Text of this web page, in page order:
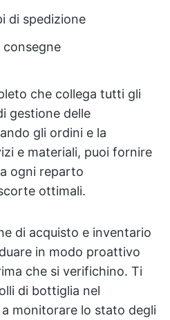
di spedizione
che collega tutti gli
gestione delle
gli ordini e la
e materiali, puoi fornire
ogni reparto
ottimali.
di acquisto e inventario
in modo proattivo
che si verifichino. Ti
di bottiglia nel
monitorare lo stato degli